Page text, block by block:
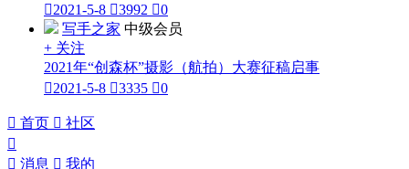
2021-5-8 3992 0
写手之家 中级会员
+ 关注
2021年“创森杯”摄影（航拍）大赛征稿启事
2021-5-8 3335 0
 首页  社区

 消息  我的